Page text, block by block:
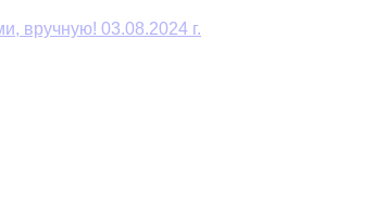
вручную! 03.08.2024 г.